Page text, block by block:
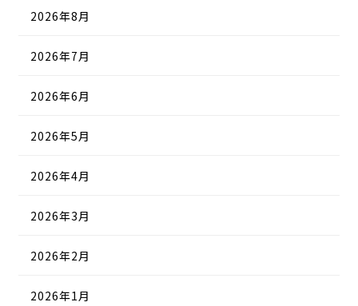
2026年8月
2026年7月
2026年6月
2026年5月
2026年4月
2026年3月
2026年2月
2026年1月